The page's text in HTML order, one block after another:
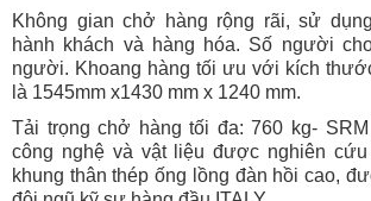
Không gian chở hàng rộng rãi, sử
hành khách và hàng hóa. Số người
người. Khoang hàng tối ưu với kích
là 1545mm x1430 mm x 1240 mm.
Tải trọng chở hàng tối đa: 760 kg-
công nghệ và vật liệu được nghiên
khung thân thép ống lồng đàn hồi cao,